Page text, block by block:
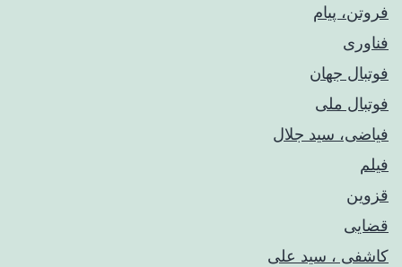
فروتن، پیام
فناوری
فوتبال جهان
فوتبال ملی
فیاضی، سید جلال
فیلم
قزوین
قضایی
کاشفی ، سید علی